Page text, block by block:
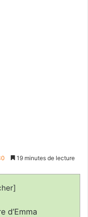
19 minutes de lecture
]
d’Emma